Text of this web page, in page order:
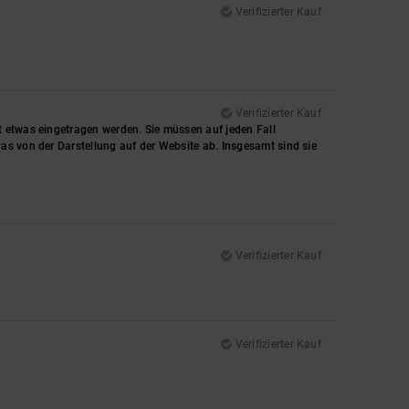
Verifizierter Kauf
Verifizierter Kauf
eingetragen werden. Sie müssen auf jeden Fall
von der Darstellung auf der Website ab. Insgesamt sind sie
Verifizierter Kauf
Verifizierter Kauf